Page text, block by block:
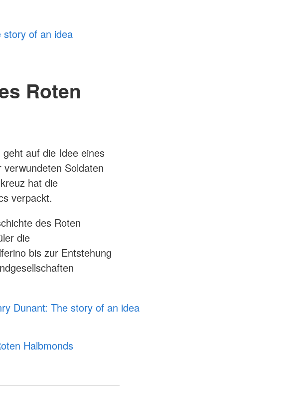
story of an idea
Roten
auf die Idee eines
Soldaten
hat die
verpackt.
des Roten
die
bis zur Entstehung
Dunant: The story of an idea
Halbmonds